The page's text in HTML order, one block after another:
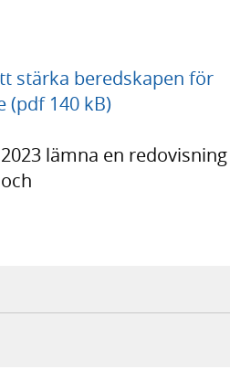
stärka beredskapen för
(pdf 140 kB)
lämna en
webbplats,
postklient,